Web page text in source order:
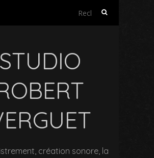
Rechercher :
STUDIO
création sonore, la